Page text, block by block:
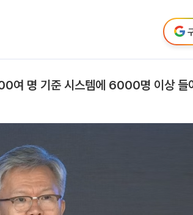
여 명 기준 시스템에 6000명 이상 들